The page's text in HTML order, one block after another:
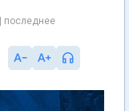
последнее